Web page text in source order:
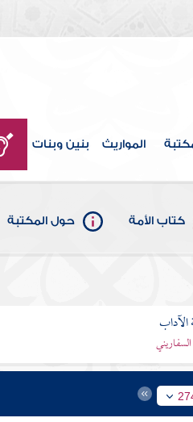
المواريث بنين وبنات
كتاب الأمة حول المكتبة